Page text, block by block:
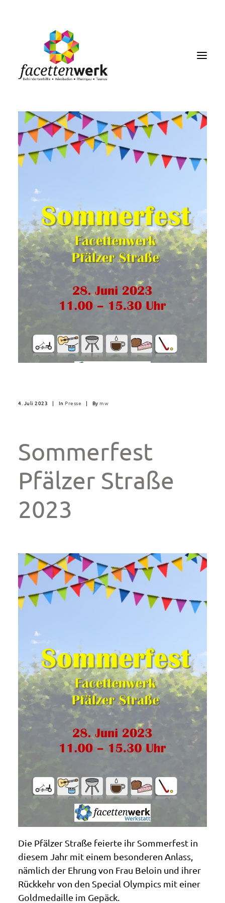
MENU
FACETTENBLOG
JOBS & KARRIERE
4. Juli 2023 | In Presse | By mw
Sommerfest
Pfälzer Straße
2023
Die Pfälzer Straße feierte ihr Sommerfest in
diesem Jahr mit einem besonderen Anlass,
nämlich der Ehrung von Frau Beloin und ihrer
Rückkehr von den Special Olympics mit einer
Goldmedaille im Gepäck.